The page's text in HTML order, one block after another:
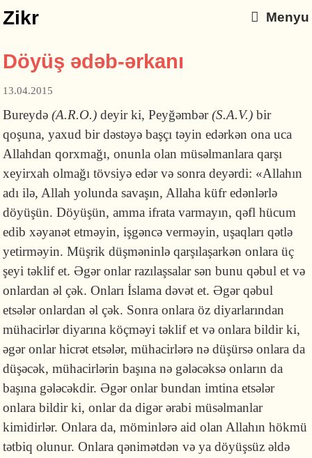
Zikr Menyu
Döyüş ədəb-ərkanı
13.04.2015
Bureydə(A.R.O.) deyir ki, Peyğəmbər(S.A.V.) bir
qoşuna, yaxud bir dəstəyə başçı təyin edərkən ona uca
Allahdan qorxmağı, onunla olan müsəlmanlara qarşı
xeyirxah olmağı tövsiyə edər və sonra deyərdi: «Allahın
adı ilə, Allah yolunda savaşın, Allaha küfr edənlərlə
döyüşün. Döyüşün, amma ifrata varmayın, qəfl hücum
edib xəyanət etməyin, işgəncə verməyin, uşaqları qətlə
yetirməyin. Müşrik düşməninlə qarşılaşarkən onlara üç
şeyi təklif et. Əgər onlar razılaşsalar sən bunu qəbul et və
onlardan əl çək. Onları İslama dəvət et. Əgər qəbul
etsələr onlardan əl çək. Sonra onlara öz diyarlarından
mühacirlər diyarına köçməyi təklif et və onlara bildir ki,
əgər onlar hicrət etsələr, mühacirlərə nə düşürsə onlara da
düşəcək, mühacirlərin başına nə gələcəksə onların da
başına gələcəkdir. Əgər onlar bundan imtina etsələr
onlara bildir ki, onlar da digər ərabi müsəlmanlar
kimidirlər. Onlara da, möminlərə aid olan Allahın hökmü
tətbiq olunur. Onlara qənimətdən və ya döyüşsüz əldə